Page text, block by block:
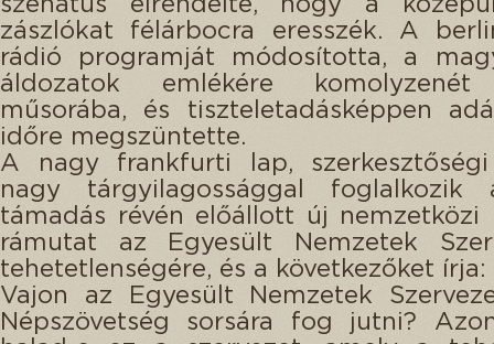
zászlókat félárbocra eresszék. A
rádió programját módosította, a
áldozatok emlékére komolyzenét
műsorába, és tiszteletadásképpen
időre megszüntette.
A nagy frankfurti lap,
nagy tárgyilagossággal foglalkozik
támadás révén előállott új nemzetközi
rámutat az Egyesült Nemzetek
tehetetlenségére, és a következőket írja:
Vajon az Egyesült Nemzetek
Népszövetség sorsára fog jutni?